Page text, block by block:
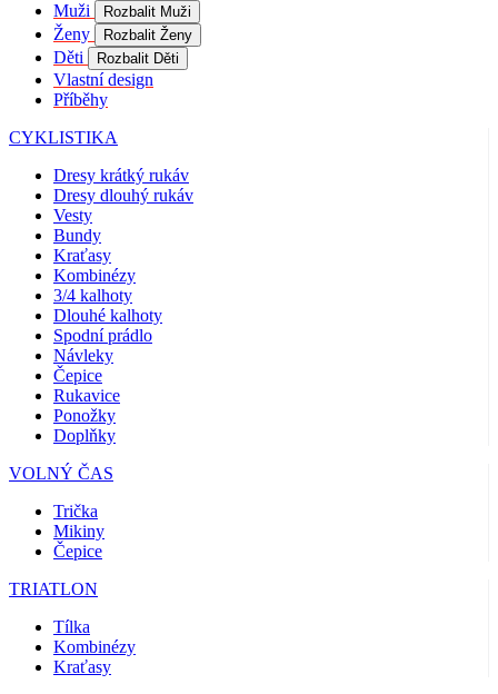
Muži Rozbalit Muži
Ženy Rozbalit Ženy
Děti Rozbalit Děti
Vlastní design
Příběhy
CYKLISTIKA
Dresy krátký rukáv
Dresy dlouhý rukáv
Vesty
Bundy
Kraťasy
Kombinézy
3/4 kalhoty
Dlouhé kalhoty
Spodní prádlo
Návleky
Čepice
Rukavice
Ponožky
Doplňky
VOLNÝ ČAS
Trička
Mikiny
Čepice
TRIATLON
Tílka
Kombinézy
Kraťasy